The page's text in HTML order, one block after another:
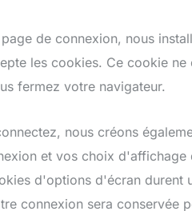
de connexion, nous
les cookies. Ce cookie
fermez votre navigateur.
nous créons
et vos choix
d'options d'écran durent
connexion sera conservée